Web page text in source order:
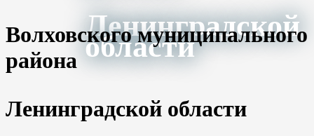
Ленинградской
области
Волховского муниципального
района
Ленинградской области